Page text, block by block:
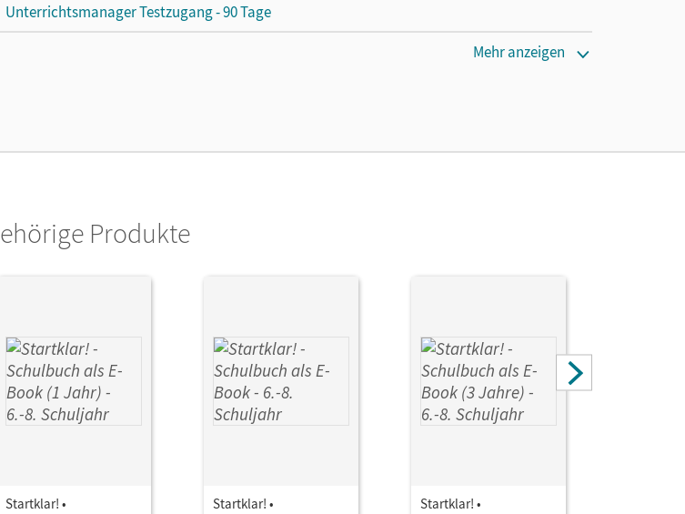
Unterrichtsmanager Testzugang - 90 Tage
Kostenloser Zugang für Lehrpersonen, um den Unterrichtsmanager 90 Tage lang zu testen.
Mehr anzeigen
Produkte
Startklar! •
Startklar! •
Startklar! •